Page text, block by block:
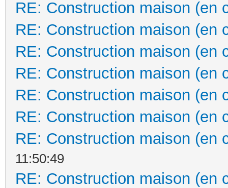
RE: Construction maison (en
RE: Construction maison (en
RE: Construction maison (en
RE: Construction maison (en
RE: Construction maison (en
RE: Construction maison (en
RE: Construction maison (en
11:50:49
RE: Construction maison (en